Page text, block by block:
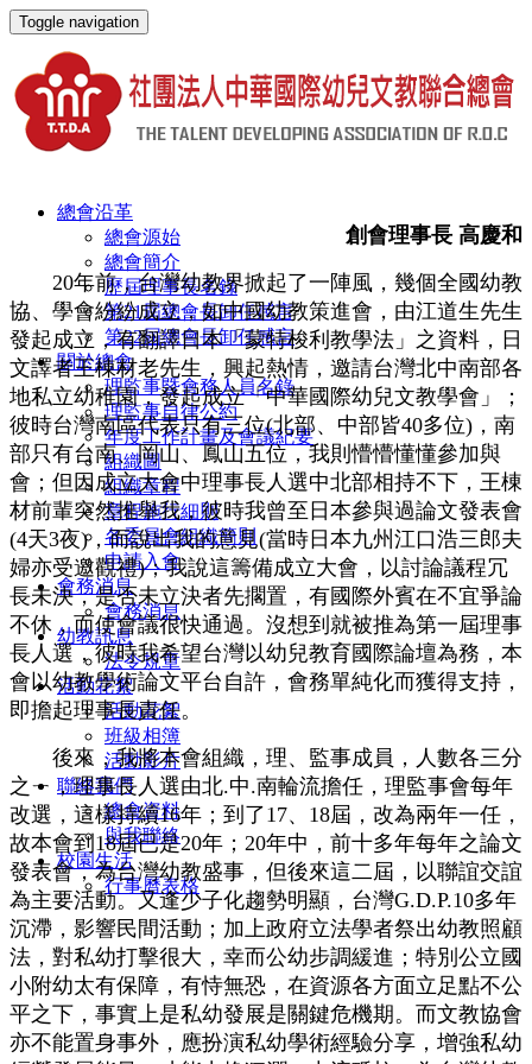
Toggle navigation
總會沿革
總會源始
總會簡介
歷屆理事長名錄
第21屆總會長卸任感言
第22屆總會長卸任感言
關於總會
理監事暨會務人員名錄
理監事自律公約
年度工作計畫及會議紀要
組織圖
組織章程
章程施行細則
各委員會組織簡則
申請入會
會務消息
會務消息
幼教訊息
法令規章
活動花絮
活動花絮
班級相簿
活動影片
聯絡我們
總會資料
與我聯絡
校園生活
行事曆表格
創會理事長 高慶和
20年前，台灣幼教界掀起了一陣風，幾個全國幼教
協、學會紛紛成立，如中國幼教策進會，由江道生先生
發起成立，有翻譯日本「蒙特梭利教學法」之資料，日
文譯者王棟材老先生，興起熱情，邀請台灣北中南部各
地私立幼稚園，發起成立「中華國際幼兒文教學會」；
彼時台灣南區代表只有三位(北部、中部皆40多位)，南
部只有台南、岡山、鳳山五位，我則懵懵懂懂參加與
會；但因成立大會中理事長人選中北部相持不下，王棟
材前輩突然推舉我，彼時我曾至日本參與過論文發表會
(4天3夜)，而說出我的意見(當時日本九州江口浩三郎夫
婦亦受邀觀禮)；我說這籌備成立大會，以討論議程冗
長未決，是否未立決者先擱置，有國際外賓在不宜爭論
不休，而使會議很快通過。沒想到就被推為第一屆理事
長人選，彼時我希望台灣以幼兒教育國際論壇為務，本
會以幼教學術論文平台自許，會務單純化而獲得支持，
即擔起理事長責任。
後來，我將本會組織，理、監事成員，人數各三分
之ㄧ，理事長人選由北.中.南輪流擔任，理監事會每年
改選，這樣持續16年；到了17、18屆，改為兩年一任，
故本會到18屆已是20年；20年中，前十多年每年之論文
發表會，為台灣幼教盛事，但後來這二屆，以聯誼交誼
為主要活動。又逢少子化趨勢明顯，台灣G.D.P.10多年
沉滯，影響民間活動；加上政府立法學者祭出幼教照顧
法，對私幼打擊很大，幸而公幼步調緩進；特別公立國
小附幼太有保障，有恃無恐，在資源各方面立足點不公
平之下，事實上是私幼發展是關鍵危機期。而文教協會
亦不能置身事外，應扮演私幼學術經驗分享，增強私幼